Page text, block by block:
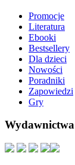
Promocje
Literatura
Ebooki
Bestsellery
Dla dzieci
Nowości
Poradniki
Zapowiedzi
Gry
Wydawnictwa